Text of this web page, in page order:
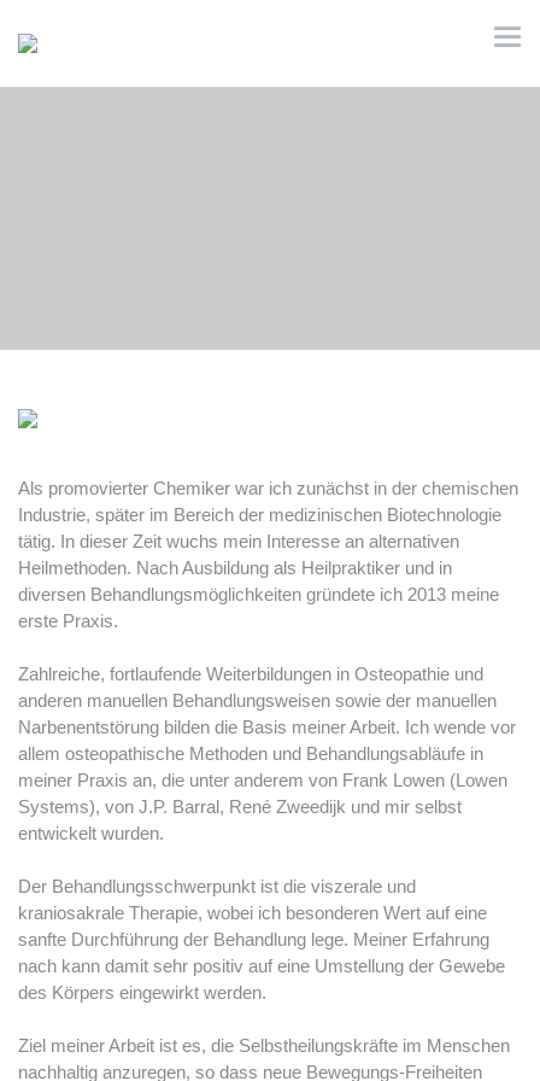
Als promovierter Chemiker war ich zunächst in der chemischen
Industrie, später im Bereich der medizinischen Biotechnologie
tätig. In dieser Zeit wuchs mein Interesse an alternativen
Heilmethoden. Nach Ausbildung als Heilpraktiker und in
diversen Behandlungsmöglichkeiten gründete ich 2013 meine
erste Praxis.
Zahlreiche, fortlaufende Weiterbildungen in Osteopathie und
anderen manuellen Behandlungsweisen sowie der manuellen
Narbenentstörung bilden die Basis meiner Arbeit. Ich wende vor
allem osteopathische Methoden und Behandlungsabläufe in
meiner Praxis an, die unter anderem von Frank Lowen (Lowen
Systems), von J.P. Barral, René Zweedijk und mir selbst
entwickelt wurden.
Der Behandlungsschwerpunkt ist die viszerale und
kraniosakrale Therapie, wobei ich besonderen Wert auf eine
sanfte Durchführung der Behandlung lege. Meiner Erfahrung
nach kann damit sehr positiv auf eine Umstellung der Gewebe
des Körpers eingewirkt werden.
Ziel meiner Arbeit ist es, die Selbstheilungskräfte im Menschen
nachhaltig anzuregen, so dass neue Bewegungs-Freiheiten